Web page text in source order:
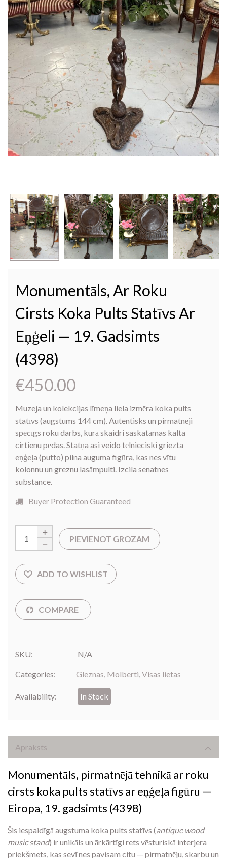
Monumentāls, Ar Roku
Cirsts Koka Pults Statīvs Ar
Eņģeli — 19. Gadsimts
(4398)
€450.00
Muzeja un kolekcijas līmeņa liela izmēra koka pults
statīvs (augstums 144 cm). Autentisks un pirmatnēji
spēcīgs roku darbs, kurā skaidri saskatāmas kalta
cirtienu pēdas. Statņa asi veido tēlnieciski griezta
eņģeļa (putto) pilna auguma figūra, kas nes vītu
kolonnu un greznu lasāmpulti. Izcila senatnes
substance.
Buyer Protection Guaranteed
PIEVIENOT GROZAM
SKU: N/A
Categories: Gleznas, Molberti,Visas lietas
Availability: In Stock
Apraksts
Monumentāls, pirmatnējā tehnikā ar roku
cirsts koka pults statīvs ar eņģeļa figūru —
Eiropa, 19. gadsimts (4398)
Šis iespaidīgā augstuma koka pults statīvs (antique wood
music stand) ir unikāls un ārkārtīgi rets vēsturiskā interjera
priekšmets, kas sevī nes pavisam citu — pirmatnēju, skarbu un